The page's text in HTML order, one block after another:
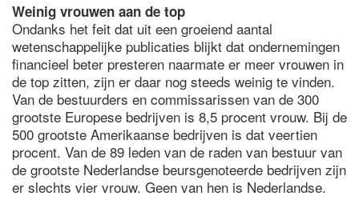
Weinig vrouwen aan de top
Ondanks het feit dat uit een groeiend aantal
wetenschappelijke publicaties blijkt dat ondernemingen
financieel beter presteren naarmate er meer vrouwen in
de top zitten, zijn er daar nog steeds weinig te vinden.
Van de bestuurders en commissarissen van de 300
grootste Europese bedrijven is 8,5 procent vrouw. Bij de
500 grootste Amerikaanse bedrijven is dat veertien
procent. Van de 89 leden van de raden van bestuur van
de grootste Nederlandse beursgenoteerde bedrijven zijn
er slechts vier vrouw. Geen van hen is Nederlandse.